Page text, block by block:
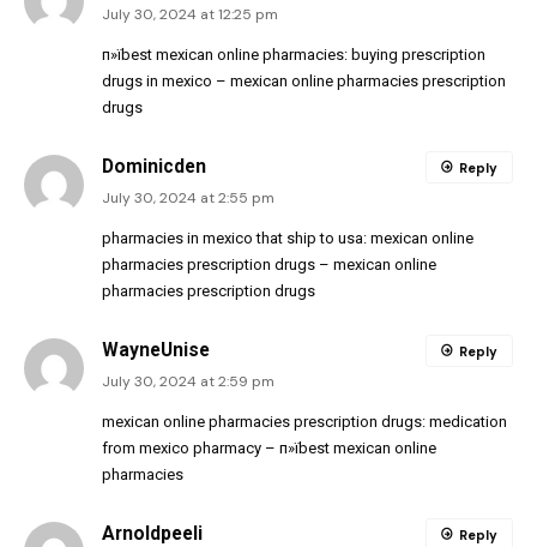
July 30, 2024 at 12:25 pm
п»їbest mexican online pharmacies: buying prescription
drugs in mexico – mexican online pharmacies prescription
drugs
Dominicden
July 30, 2024 at 2:55 pm
pharmacies in mexico that ship to usa: mexican online
pharmacies prescription drugs – mexican online
pharmacies prescription drugs
Reply
WayneUnise
July 30, 2024 at 2:59 pm
mexican online pharmacies prescription drugs: medication
from mexico pharmacy – п»їbest mexican online
pharmacies
Reply
Arnoldpeeli Reply